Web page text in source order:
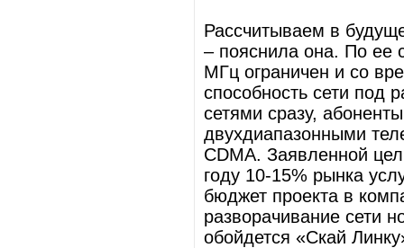
Рассчитываем в
– пояснила она. По ее
MГц ограничен и со
способность сети под
сетями сразу,
двухдиапазонными
CDMA. Заявленной
году 10-15% рынка
бюджет проекта в
разворачивание сети
обойдется «Скай